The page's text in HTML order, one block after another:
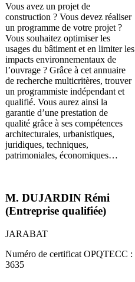
Vous avez un projet de
construction ? Vous devez réaliser
un programme de votre projet ?
Vous souhaitez optimiser les
usages du bâtiment et en limiter les
impacts environnementaux de
l’ouvrage ? Grâce à cet annuaire
de recherche multicritères, trouver
un programmiste indépendant et
qualifié. Vous aurez ainsi la
garantie d’une prestation de
qualité grâce à ses compétences
architecturales, urbanistiques,
juridiques, techniques,
patrimoniales, économiques…
M. DUJARDIN Rémi
(Entreprise qualifiée)
JARABAT
Numéro de certificat OPQTECC :
3635